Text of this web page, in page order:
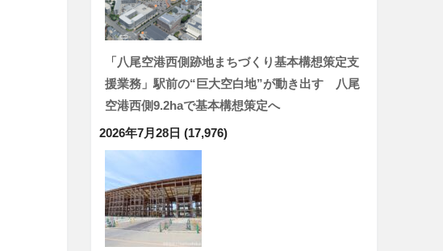
「八尾空港西側跡地まちづくり基本構想策定支
援業務」駅前の“巨大空白地”が動き出す 八尾
空港西側9.2haで基本構想策定へ
2026年7月28日 (17,976)